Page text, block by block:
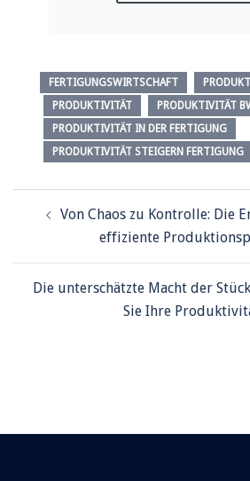
FERTIGUNGSWIRTSCHAFT
PRODUKTIVITÄT
PRODUKTIVITÄT
PRODUKTIVITÄT IN DER FERTIGUNG
PRODUKTIVITÄT STEIGERN FERTIGUNG
Von Chaos zu Kontrolle: Die
effiziente
Die unterschätzte Macht der
Sie Ihre